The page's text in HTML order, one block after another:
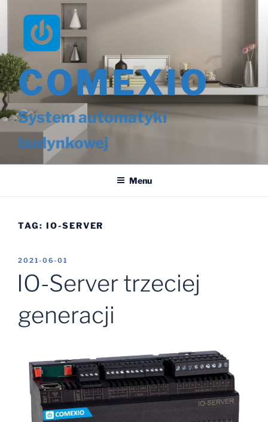
COMEXIO
System automatyki
budynkowej
Menu
TAG: IO-SERVER
OPUBLIKOWANE
2021-06-01
IO-Server trzeciej
generacji